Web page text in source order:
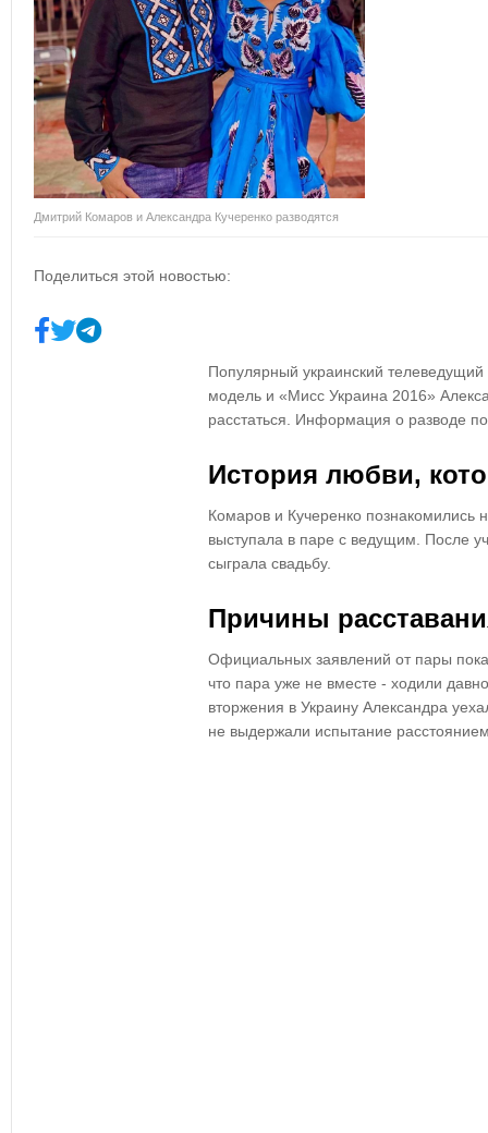
Дмитрий Комаров и Александра Кучеренко разводятся
Поделиться этой новостью:
Популярный украинский
модель и «Мисс Украина 2016»
расстаться. Информация о разводе
История любви,
Комаров и Кучеренко
выступала в паре с ведущим. После
сыграла свадьбу.
Причины
Официальных заявлений от пары
что пара уже не вместе - ходили
вторжения в Украину Александра
не выдержали испытание